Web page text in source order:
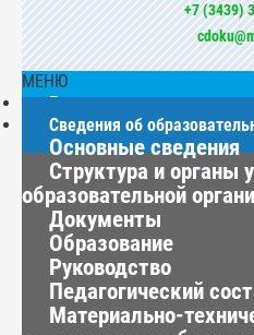
+7 (3439)
МЕНЮ
Главная
Сведения об
Основные сведения
Структура и органы
образовательной
Документы
Образование
Руководство
Педагогический
Материально-